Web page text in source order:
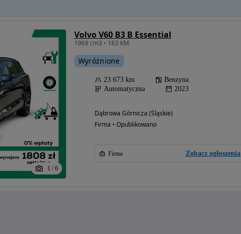
1 / 6
Volvo V60 B3 B Essential
1969 cm3 • 163 KM
Wyróżnione
23 673 km
Benzyna
Automatyczna
2023
Dąbrowa Górnicza (Śląskie)
Firma • Opublikowano
Firma Zobacz ogłoszenia